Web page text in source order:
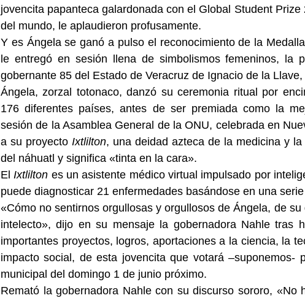
jovencita papanteca galardonada con el Global Student
del mundo, le aplaudieron profusamente.
Y es Ángela se ganó a pulso el reconocimiento de la
le entregó en sesión llena de simbolismos femeninos, la
gobernante 85 del Estado de Veracruz de Ignacio de la
Ángela, zorzal totonaco, danzó su ceremonia ritual por
176 diferentes países, antes de ser premiada como la
sesión de la Asamblea General de la ONU, celebrada en
a su proyecto Ixtlilton, una deidad azteca de la medicina y
del náhuatl y significa «tinta en la cara».
El Ixtlilton es un asistente médico virtual impulsado por
puede diagnosticar 21 enfermedades basándose en una
«Cómo no sentirnos orgullosas y orgullosos de Ángela, de
intelecto», dijo en su mensaje la gobernadora Nahle tras
importantes proyectos, logros, aportaciones a la ciencia, la
impacto social, de esta jovencita que votará –suponemos-
municipal del domingo 1 de junio próximo.
Remató la gobernadora Nahle con su discurso sororo, «No